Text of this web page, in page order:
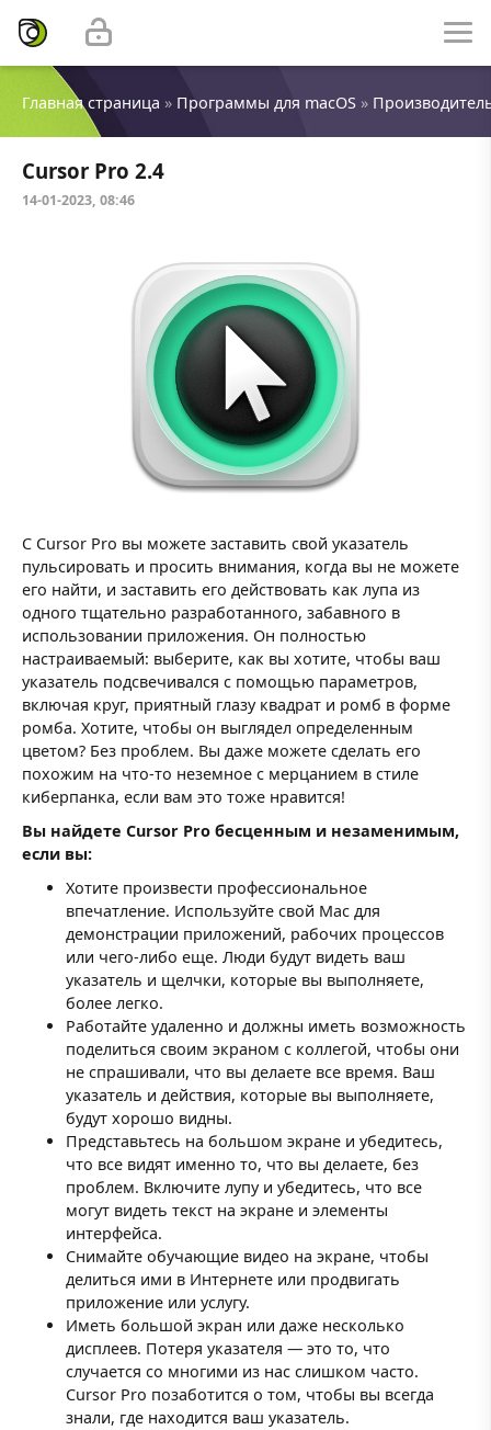
Главная страница » Программы для macOS »
Cursor Pro 2.4
14-01-2023, 08:46
С Cursor Pro вы можете заставить свой указатель
пульсировать и просить внимания, когда вы не можете
его найти, и заставить его действовать как лупа из
одного тщательно разработанного, забавного в
использовании приложения. Он полностью
настраиваемый: выберите, как вы хотите, чтобы ваш
указатель подсвечивался с помощью параметров,
включая круг, приятный глазу квадрат и ромб в форме
ромба. Хотите, чтобы он выглядел определенным
цветом? Без проблем. Вы даже можете сделать его
похожим на что-то неземное с мерцанием в стиле
киберпанка, если вам это тоже нравится!
Вы найдете Cursor Pro бесценным и незаменимым,
если вы:
Хотите произвести профессиональное
впечатление. Используйте свой Mac для
демонстрации приложений, рабочих процессов
или чего-либо еще. Люди будут видеть ваш
указатель и щелчки, которые вы выполняете,
более легко.
Работайте удаленно и должны иметь возможность
поделиться своим экраном с коллегой, чтобы они
не спрашивали, что вы делаете все время. Ваш
указатель и действия, которые вы выполняете,
будут хорошо видны.
Представьтесь на большом экране и убедитесь,
что все видят именно то, что вы делаете, без
проблем. Включите лупу и убедитесь, что все
могут видеть текст на экране и элементы
интерфейса.
Снимайте обучающие видео на экране, чтобы
делиться ими в Интернете или продвигать
приложение или услугу.
Иметь большой экран или даже несколько
дисплеев. Потеря указателя — это то, что
случается со многими из нас слишком часто.
Cursor Pro позаботится о том, чтобы вы всегда
знали, где находится ваш указатель.